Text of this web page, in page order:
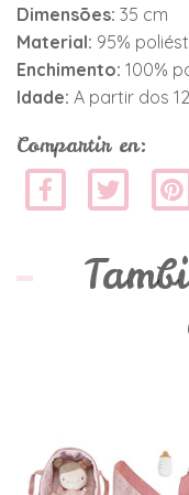
Dimensões: 35 cm
Material: 95%
Enchimento: 100%
Idade: A partir dos
Compartir en: